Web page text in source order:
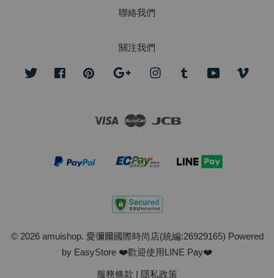
聯絡我們
關注我們
Twitter FacebookPinterest Google InstagramTumblr YouTube
Visa Master
© 2026 amuishop. 愛彌爾國際時尚店(統編:26929165) Powered
by EasyStore ❤️歡迎使用LINE Pay❤️
服務條款 | 隱私政策